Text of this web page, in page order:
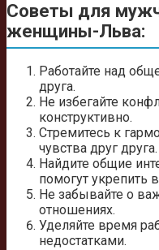
Советы для
женщины-Льва:
Работайте над
друга.
Не избегайте
конструктивно.
Стремитесь к
чувства друг друга.
Найдите общие
помогут укрепить
Не забывайте о
отношениях.
Уделяйте время
недостатками.